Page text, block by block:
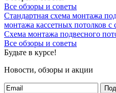
Все обзоры и советы
Стандартная схема монтажа
монтажа кассетных потолков
Схема монтажа подвесного
Все обзоры и советы
Будьте в курсе!
Новости, обзоры и акции